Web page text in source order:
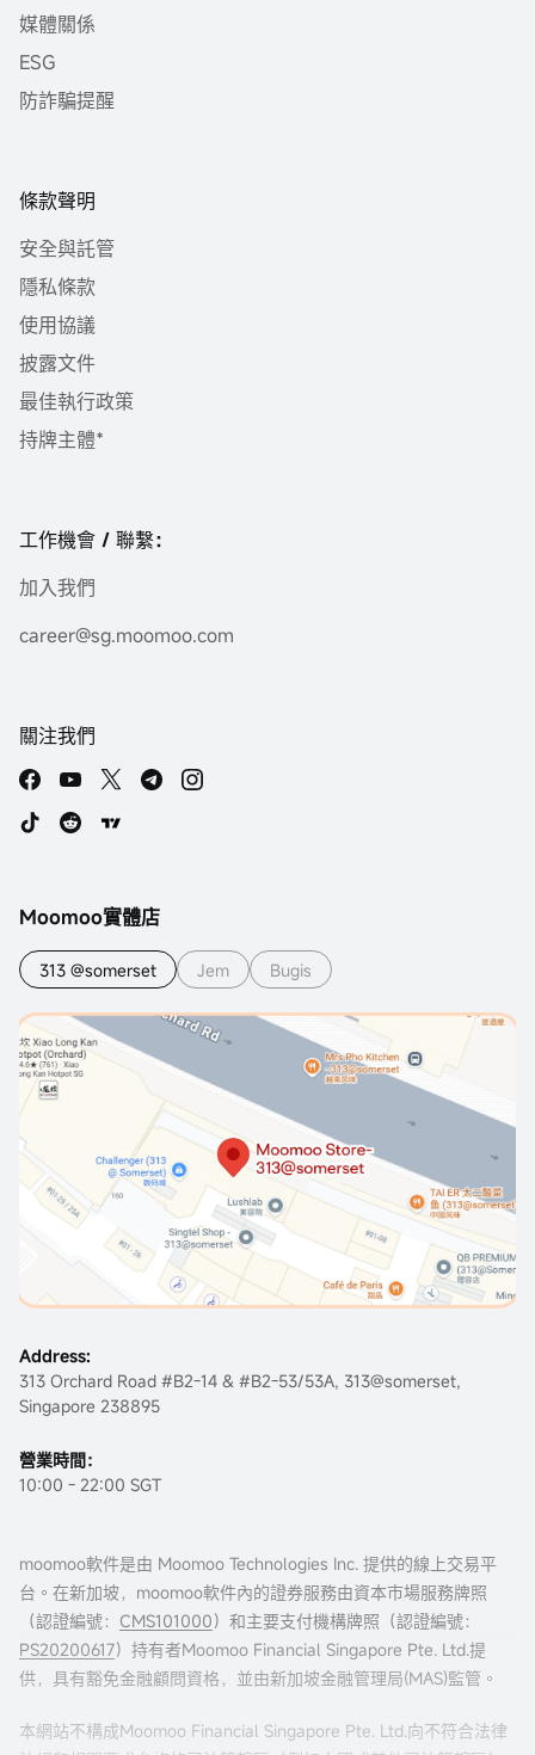
媒體關係
ESG
防詐騙提醒
條款聲明
安全與託管
隱私條款
使用協議
披露文件
最佳執行政策
持牌主體*
工作機會 / 聯繫：
加入我們
career@sg.moomoo.com
關注我們
Moomoo實體店
313 @somerset Jem Bugis
Address:
313 Orchard Road #B2-14 & #B2-53/53A, 313@somerset,
Singapore 238895
營業時間：
10:00 - 22:00 SGT
moomoo軟件是由 Moomoo Technologies Inc. 提供的線上交易平
台。在新加坡，moomoo軟件內的證券服務由資本市場服務牌照
（認證編號： CMS101000）和主要支付機構牌照（認證編號：
PS20200617）持有者Moomoo Financial Singapore Pte. Ltd.提
供，具有豁免金融顧問資格，並由新加坡金融管理局(MAS)監管。
本網站不構成Moomoo Financial Singapore Pte. Ltd.向不符合法律